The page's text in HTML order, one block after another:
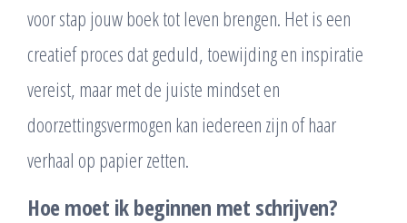
voor stap jouw boek tot leven brengen. Het is een
creatief proces dat geduld, toewijding en inspiratie
vereist, maar met de juiste mindset en
doorzettingsvermogen kan iedereen zijn of haar
verhaal op papier zetten.
Hoe moet ik beginnen met schrijven?